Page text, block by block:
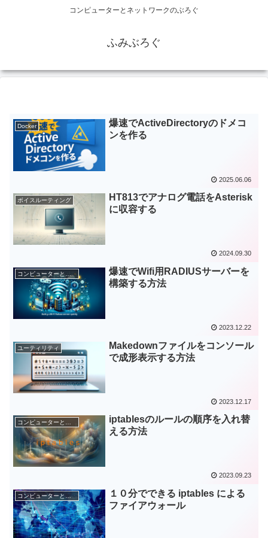
コンピューターとネットワークのぶろぐ
ふみぶろぐ
Docker
爆速でActiveDirectoryのドメコ
ンを作る
2025.06.06
ボイスルーティング
HT813でアナログ電話をAsterisk
に収容する
2024.09.30
コンピューターとネットワーク
爆速でWifi用RADIUSサーバーを
構築する方法
2023.12.22
ユーティリティ
Makedownファイルをコンソール
で成形表示する方法
2023.12.17
iptablesのルールの順序を入れ替
える方法
2023.09.23
コンピューターとネットワーク
１０分でできる iptables による
ファイアウォール